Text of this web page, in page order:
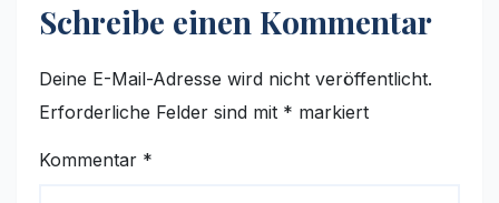
Schreibe einen Kommentar
Deine E-Mail-Adresse wird nicht veröffentlicht.
Erforderliche Felder sind mit * markiert
Kommentar *